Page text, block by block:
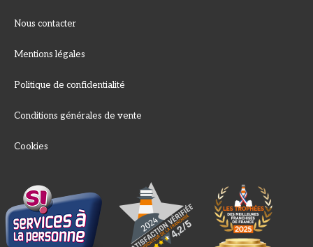
Nous contacter
Mentions légales
Politique de confidentialité
Conditions générales de vente
Cookies